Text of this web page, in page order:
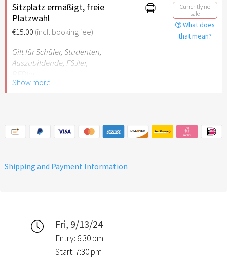
Sitzplatz ermäßigt, freie
Platzwahl
€15.00 (incl. booking fee)
Currently no
sale
What does
that mean?
Gilt für Schüler, Studenten,
Auszubildende, FSJler,
Show more
Shipping and Payment Information
Fri, 9/13/24
Entry: 6:30 pm
Start: 7:30 pm